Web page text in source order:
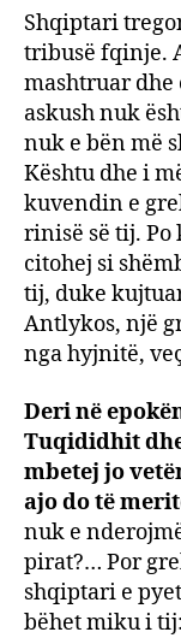
Shqiptari
tribusë fqinje.
mashtruar
askush nuk
nuk e bën më
Kështu dhe i
kuvendin e
rinisë së tij.
citohej si
tij, duke
Antlykos, një
nga hyjnitë,
Deri në
Tuqididhit
mbetej jo
ajo do të
nuk e
pirat?… Por
shqiptari e
bëhet miku i tij: